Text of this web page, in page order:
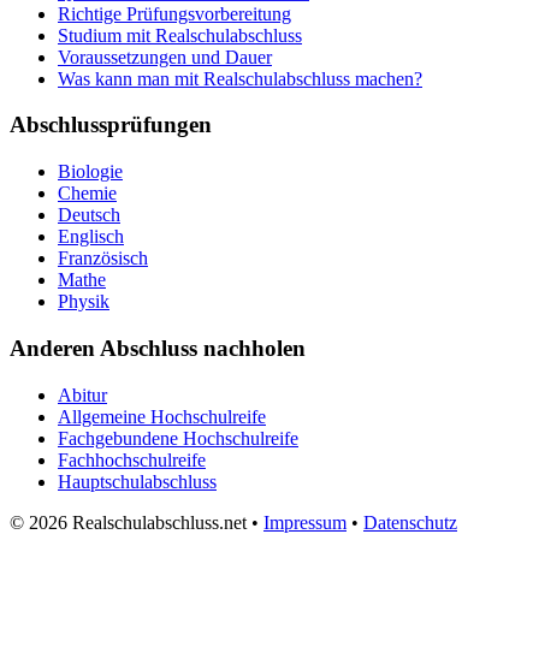
Richtige Prüfungsvorbereitung
Studium mit Realschulabschluss
Voraussetzungen und Dauer
Was kann man mit Realschulabschluss machen?
Abschlussprüfungen
Biologie
Chemie
Deutsch
Englisch
Französisch
Mathe
Physik
Anderen Abschluss nachholen
Abitur
Allgemeine Hochschulreife
Fachgebundene Hochschulreife
Fachhochschulreife
Hauptschulabschluss
© 2026 Realschulabschluss.net • Impressum • Datenschutz